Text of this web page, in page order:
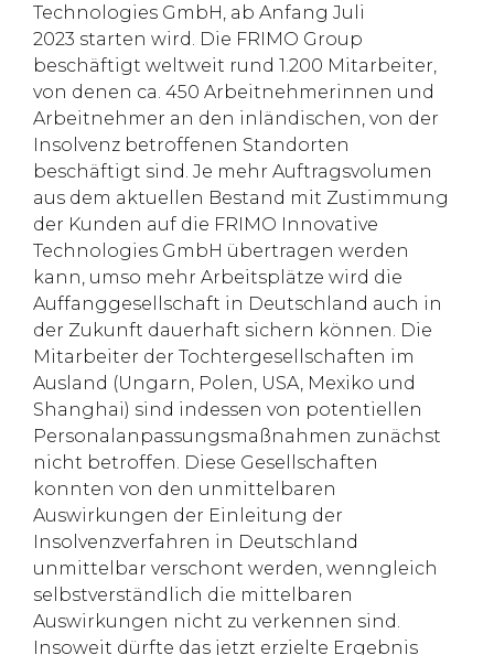
Technologies GmbH, ab Anfang Juli
2023 starten wird. Die FRIMO Group
beschäftigt weltweit rund 1.200 Mitarbeiter,
von denen ca. 450 Arbeitnehmerinnen und
Arbeitnehmer an den inländischen, von der
Insolvenz betroffenen Standorten
beschäftigt sind. Je mehr Auftragsvolumen
aus dem aktuellen Bestand mit Zustimmung
der Kunden auf die FRIMO Innovative
Technologies GmbH übertragen werden
kann, umso mehr Arbeitsplätze wird die
Auffanggesellschaft in Deutschland auch in
der Zukunft dauerhaft sichern können. Die
Mitarbeiter der Tochtergesellschaften im
Ausland (Ungarn, Polen, USA, Mexiko und
Shanghai) sind indessen von potentiellen
Personalanpassungsmaßnahmen zunächst
nicht betroffen. Diese Gesellschaften
konnten von den unmittelbaren
Auswirkungen der Einleitung der
Insolvenzverfahren in Deutschland
unmittelbar verschont werden, wenngleich
selbstverständlich die mittelbaren
Auswirkungen nicht zu verkennen sind.
Insoweit dürfte das jetzt erzielte Ergebnis